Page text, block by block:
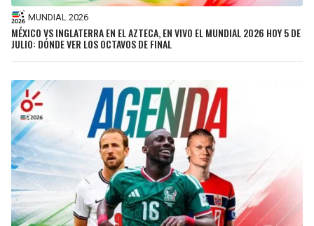
MUNDIAL 2026
MÉXICO VS INGLATERRA EN EL AZTECA, EN VIVO EL MUNDIAL 2026 HOY 5 DE
JULIO: DÓNDE VER LOS OCTAVOS DE FINAL